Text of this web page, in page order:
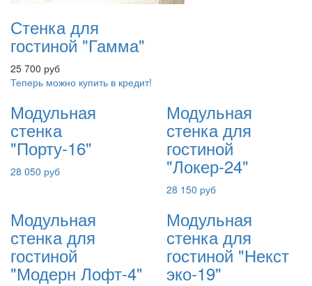
Стенка для
гостиной "Гамма"
25 700 руб
Теперь можно купить в кредит!
Модульная
стенка
"Порту-16"
28 050 руб
Модульная
стенка для
гостиной
"Локер-24"
28 150 руб
Модульная
стенка для
гостиной
"Модерн Лофт-4"
Модульная
стенка для
гостиной "Некст
эко-19"